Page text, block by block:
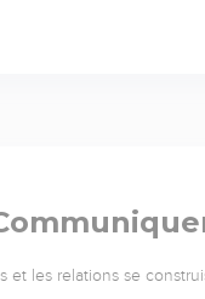
et les relations se